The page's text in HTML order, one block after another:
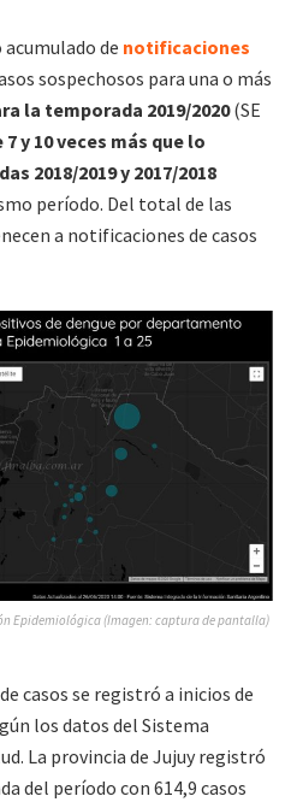
de notificaciones
sospechosos para una o más
la temporada 2019/2020(SE
y 10 veces más que lo
2018/2019 y 2017/2018
período. Del total de las
a notificaciones de casos
Epidemiológica (Imagen: captura de pantalla)
casos se registró a inicios de
los datos del Sistema
La provincia de Jujuy registró
del período con 614,9 casos